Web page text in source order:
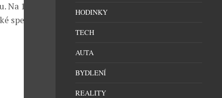
14.února
speciální
HODINKY
TECH
AUTA
BYDLENÍ
REALITY